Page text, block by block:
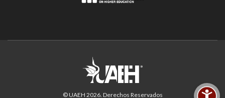
© UAEH 2026. Derechos Reservados